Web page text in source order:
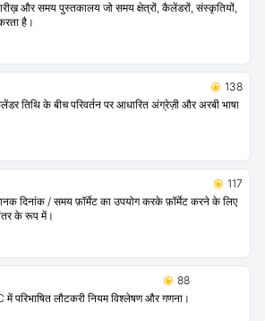
और समय पुस्तकालय जो समय क्षेत्रों, कैलेंडरों, संस्कृतियों,
है।
138
तिथि के बीच परिवर्तन पर आधारित अंग्रेज़ी और अरबी भाषा
117
दिनांक / समय फ़ॉर्मेट का उपयोग करके फ़ॉर्मेट करने के लिए
के रूप में।
88
परिभाषित लौटकरी नियम विश्लेषण और गणना।